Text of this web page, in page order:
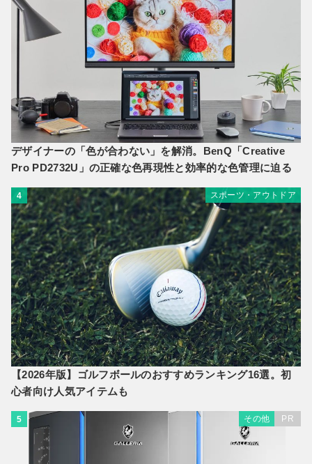
デザイナーの「色が合わない」を解消。BenQ「Creative
Pro PD2732U」の正確な色再現性と効率的な色管理に迫る
4 スポーツ・アウトドア
【2026年版】ゴルフボールのおすすめランキング16選。初
心者向け人気アイテムも
5 その他 PR